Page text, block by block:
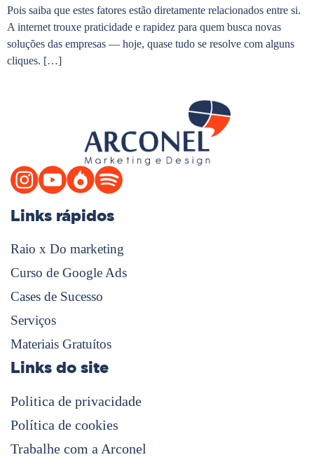
Pois saiba que estes fatores estão diretamente relacionados entre si.
A internet trouxe praticidade e rapidez para quem busca novas
soluções das empresas — hoje, quase tudo se resolve com alguns
cliques. […]
Links rápidos
Raio x Do marketing
Curso de Google Ads
Cases de Sucesso
Serviços
Materiais Gratuítos
Links do site
Politica de privacidade
Política de cookies
Trabalhe com a Arconel